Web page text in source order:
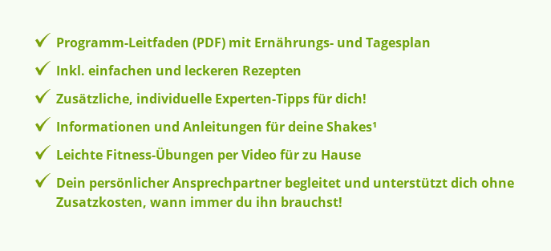
Programm-Leitfaden (PDF) mit Ernährungs- und Tagesplan
Inkl. einfachen und leckeren Rezepten
Zusätzliche, individuelle Experten-Tipps für dich!
Informationen und Anleitungen für deine Shakes¹
Leichte Fitness-Übungen per Video für zu Hause
Dein persönlicher Ansprechpartner begleitet und unterstützt dich ohne
Zusatzkosten, wann immer du ihn brauchst!